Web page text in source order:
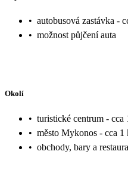
• autobusová zastávka -
• možnost půjčení auta
Okolí
• turistické centrum - cca
• město Mykonos - cca 1
• obchody, bary a